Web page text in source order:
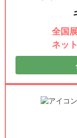
全国
ネッ